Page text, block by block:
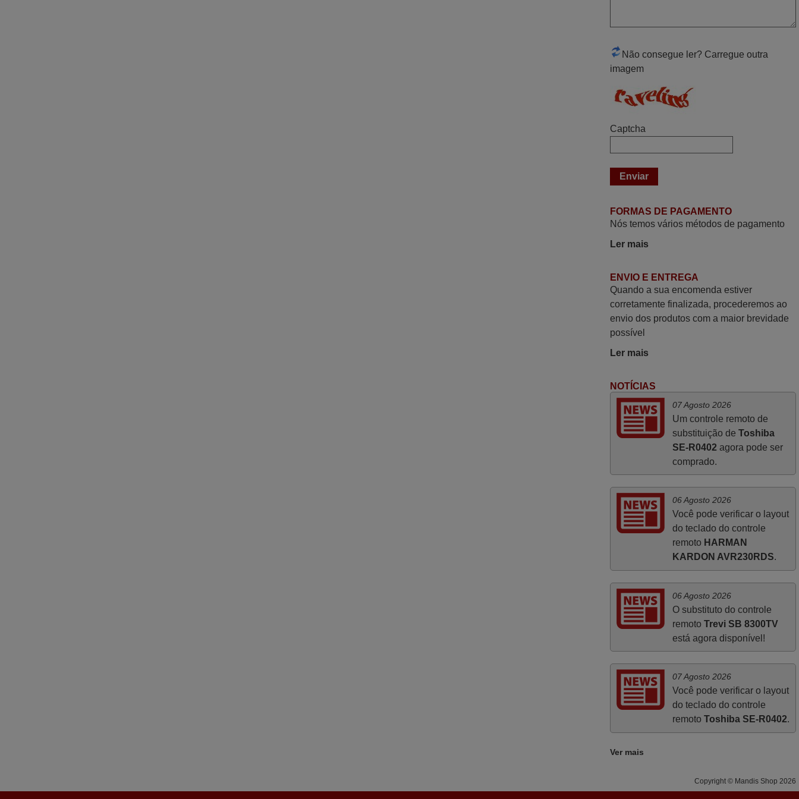
Abril 2025
O comando veio bem embrulhado e
protegido. Fez logo a emparelhamento
com a televisão, sem problemas.
vivamente este produto e este site.
Ótimo produto!! Não precisa fazer
muito!!
Março 2026
Boa noite. Dando correspondência ao
solicitado no corpo do vosso email supra
o meu testemunho sobre a experiência
que tive com a vossa Empresa durante a
minha encomenda supra: Acolhimento da
encomenda, informação ao cliente,
clareza de instruções durante o processo,
qualidade do produto, cumprimento dos
prazos A TUDO ISTO DOU DOU A NOTA
MÁXIMA DE 5 ESTRELAS.
Sinceramente, faço votos para que assim
continuem, pois infelizmente vai sendo
raro encontrar Empresas cuja relação
online com o cliente seja tão prática e
eficiente como a demonstrada por vós.
Apresento os meus cumprimentos.
Paulo,
Não consegue ler? Carregue outra
imagem
Captcha
FORMAS DE PAGAMENTO
Nós temos vários métodos de pagamento
Ler mais
ENVIO E ENTREGA
Quando a sua encomenda estiver
corretamente finalizada, procederemos ao
envio dos produtos com a maior brevidade
possível
Ler mais
NOTÍCIAS
07 Agosto 2026
Um controle remoto de
substituição de Toshiba
SE-R0402 agora pode ser
comprado.
06 Agosto 2026
Você pode verificar o layout
do teclado do controle
remoto HARMAN
KARDON AVR230RDS.
06 Agosto 2026
O substituto do controle
remoto Trevi SB 8300TV
está agora disponível!
07 Agosto 2026
Você pode verificar o layout
do teclado do controle
remoto Toshiba SE-R0402.
Ver mais
Copyright © Mandis Shop 2026